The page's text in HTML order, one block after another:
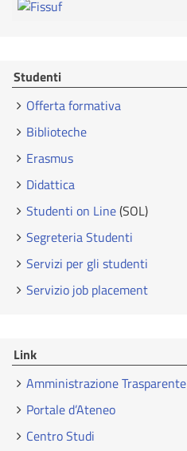
Studenti
Offerta formativa
Biblioteche
Erasmus
Didattica
Studenti on Line(SOL)
Segreteria Studenti
Servizi per gli studenti
Servizio job placement
Link
Amministrazione Trasparente
Portale d’Ateneo
Centro Studi